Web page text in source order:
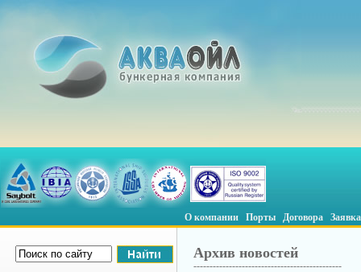
О компании Порты Договора Заявка
Архив новостей
----------------------------------------------